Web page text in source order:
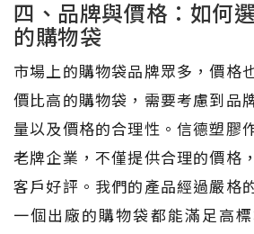
四、品牌與價格：如何
的購物袋
市場上的購物袋品牌眾多，價格
價比高的購物袋，需要考慮到品
量以及價格的合理性。信德塑膠
老牌企業，不僅提供合理的價格
客戶好評。我們的產品經過嚴格
一個出廠的購物袋都能滿足高